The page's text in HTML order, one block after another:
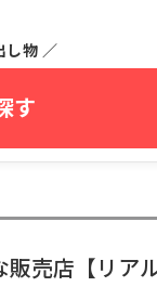
し物 ／
す
売店【リア